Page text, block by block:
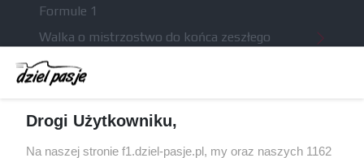
Formule 1
Walka o mistrzostwo do końca zeszłego
sezonu odbiła się słabszą formą McLarena na
początku tego roku
ma trafić do Red Bulla (akt.)
Dochód F1 spadł o 61 procent względem
Drogi Użytkowniku,
Na naszej stronie f1.dziel-pasje.pl, my oraz naszych 1162